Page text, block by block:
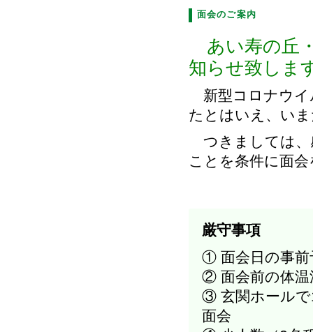
面会のご案内
あい寿の丘
知らせ致しま
新型コロナウイ
たとはいえ、い
つきましては、
ことを条件に面
厳守事項
① 面会日の事前
② 面会前の体温
③ 玄関ホールで
面会